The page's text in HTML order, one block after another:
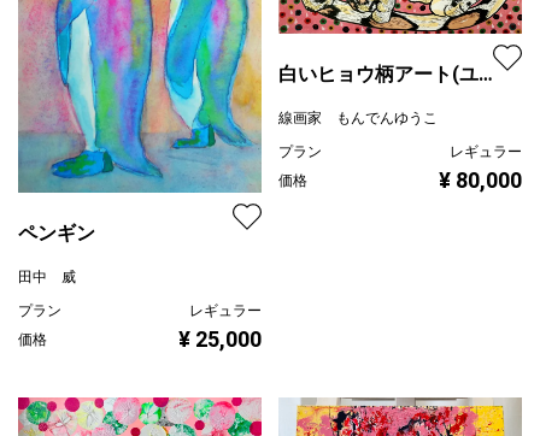
ペンギン
田中 威
プラン
レギュラー
価格
¥ 25,000
白いヒョウ柄アート(ユ
線画家 もんでんゆうこ
プラン
レギュラー
価格
¥ 80,000